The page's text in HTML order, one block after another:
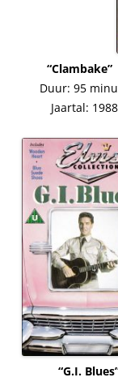
Duur: 95
“G.I.